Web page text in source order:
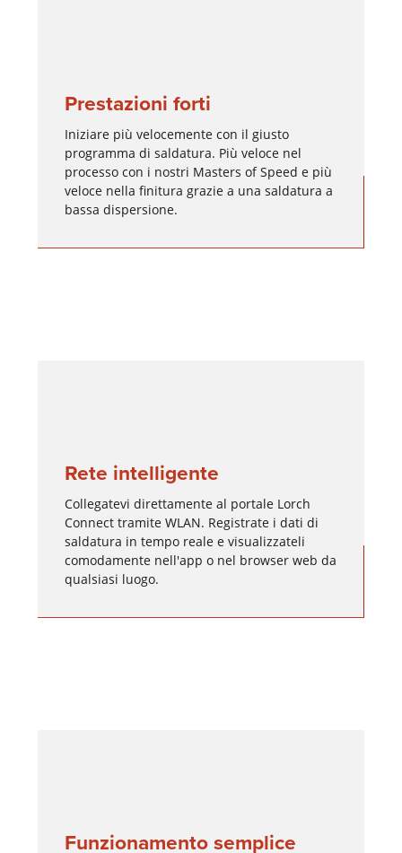
Prestazioni forti
Iniziare più velocemente con il giusto
programma di saldatura. Più veloce nel
processo con i nostri Masters of Speed e più
veloce nella finitura grazie a una saldatura a
bassa dispersione.
Rete intelligente
Collegatevi direttamente al portale Lorch
Connect tramite WLAN. Registrate i dati di
saldatura in tempo reale e visualizzateli
comodamente nell'app o nel browser web da
qualsiasi luogo.
Funzionamento semplice